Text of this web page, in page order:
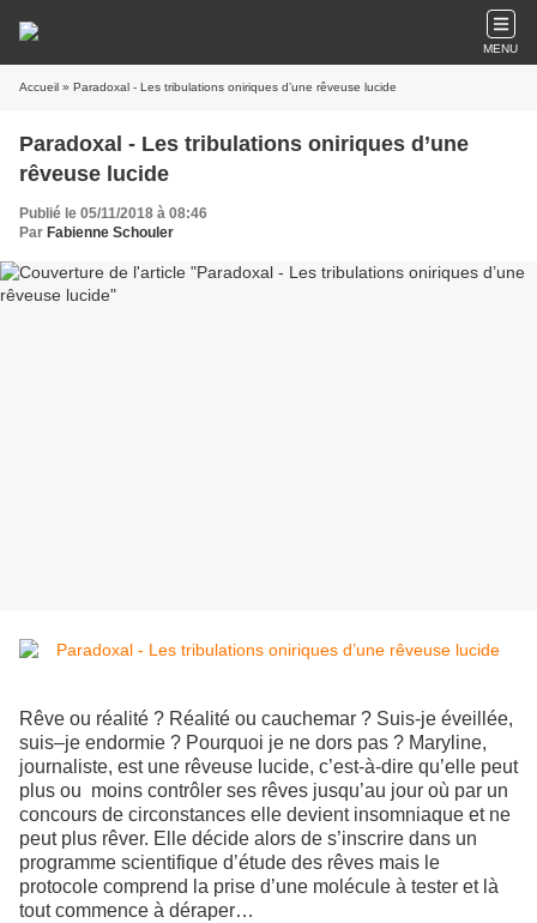
MENU
Accueil » Paradoxal - Les tribulations oniriques d’une rêveuse lucide
Paradoxal - Les tribulations oniriques d’une
rêveuse lucide
Publié le 05/11/2018 à 08:46
Par Fabienne Schouler
Rêve ou réalité ? Réalité ou cauchemar ? Suis-je éveillée,
suis–je endormie ? Pourquoi je ne dors pas ? Maryline,
journaliste, est une rêveuse lucide, c’est-à-dire qu’elle peut
plus ou moins contrôler ses rêves jusqu’au jour où par un
concours de circonstances elle devient insomniaque et ne
peut plus rêver. Elle décide alors de s’inscrire dans un
programme scientifique d’étude des rêves mais le
protocole comprend la prise d’une molécule à tester et là
tout commence à déraper…